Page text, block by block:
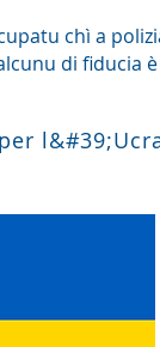
chì a
di fiducia